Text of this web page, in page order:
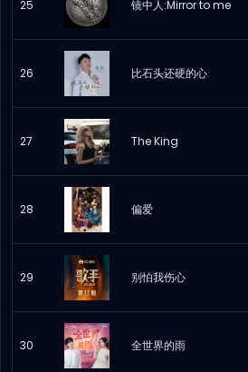
25 镜中人:Mirror to me
26 比石头还硬的心
27 The King
28 偏爱
29 别怕我伤心
30 全世界的雨